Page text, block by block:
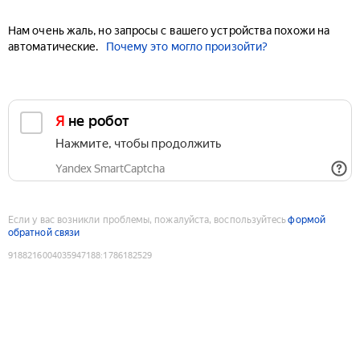
Нам очень жаль, но запросы с вашего устройства похожи на
автоматические.
Почему это могло произойти?
Я не робот
Нажмите, чтобы продолжить
Yandex SmartCaptcha
Если у вас возникли проблемы, пожалуйста, воспользуйтесьформой
обратной связи
9188216004035947188:1786182529